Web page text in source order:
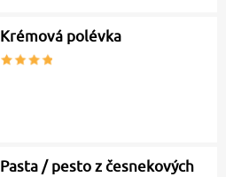
Krémová polévka
Pasta / pesto z česnekových